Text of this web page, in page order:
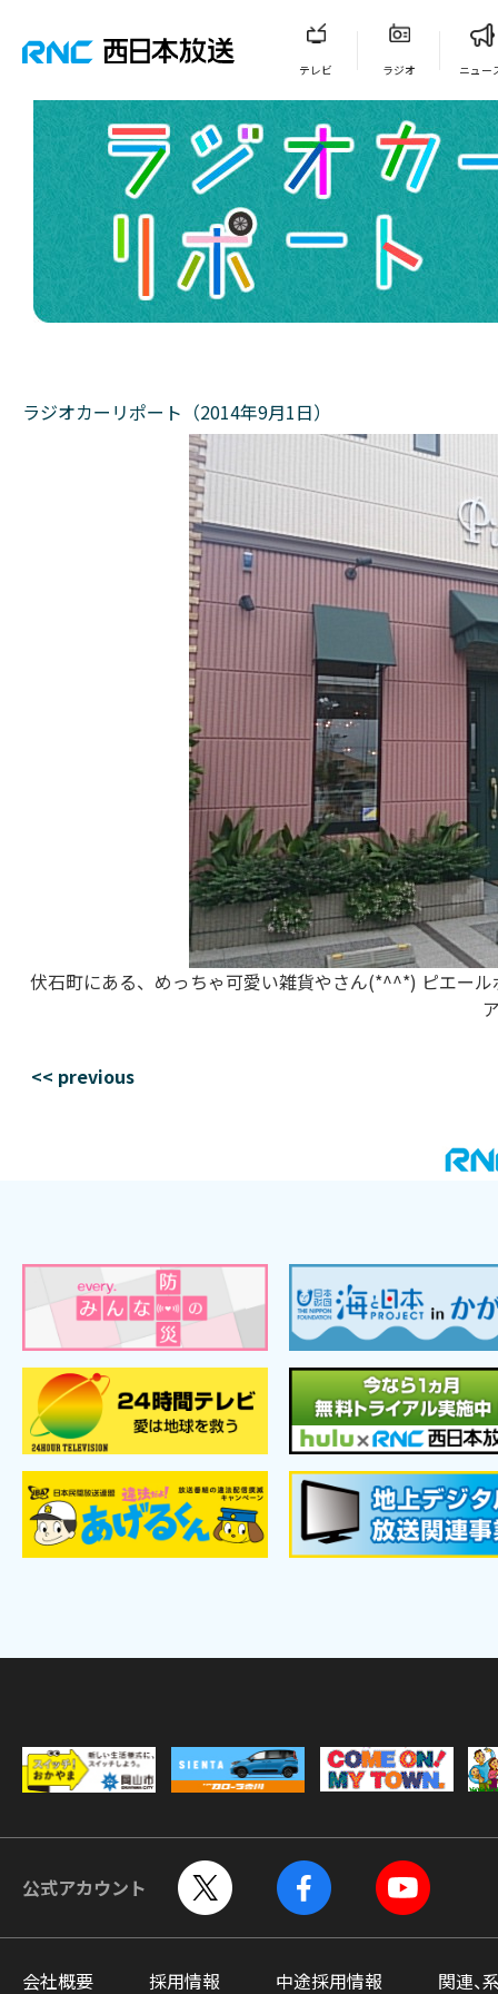
テレビ ラジオ ニュー
ラジオカーリポート（2014年9月1日）
伏石町にある、めっちゃ可愛い雑貨やさん(*^^*) ピエー
<< previous
公式アカウント
会社概要 採用情報 中途採用情報 関連、